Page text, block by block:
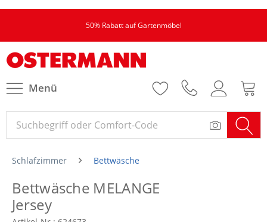
50% Rabatt auf Gartenmöbel
Menü
Schlafzimmer Bettwäsche
Bettwäsche MELANGE
Jersey